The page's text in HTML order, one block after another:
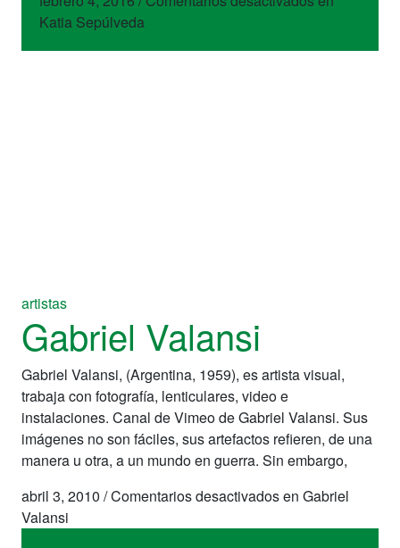
Katia Sepúlveda
artistas
Gabriel Valansi
Gabriel Valansi, (Argentina, 1959), es artista visual,
trabaja con fotografía, lenticulares, video e
instalaciones. Canal de Vimeo de Gabriel Valansi. Sus
imágenes no son fáciles, sus artefactos refieren, de una
manera u otra, a un mundo en guerra. Sin embargo,
abril 3, 2010 /Comentarios desactivadosen Gabriel
Valansi